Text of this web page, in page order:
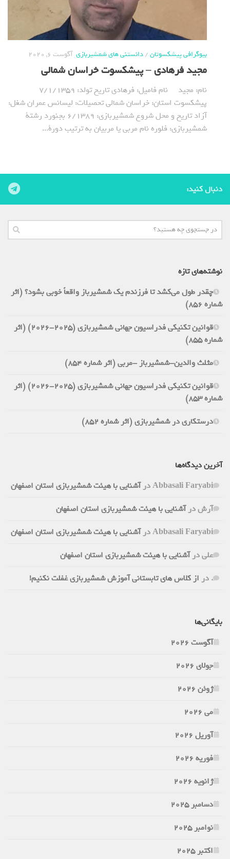
بیوگرافی پیشکسوتان/دانستنی های شمشیربازی آگوست 6, 2020
مجید فرهادی – پیشکسوت خراسان شمالی
نام: مجید نام فامیل: فرهادی تاریخ تولد: 7/1/1359
پیشکسوت استان: خراسان شمالی تحصیلات: لیسانس عمران شغل:
آزاد تاریخ و محل شروع شمشیربازی: 6/1389 بجنورد رشتة
شمشیربازی: فلوره نام مربی یا مربیان به ترتیب دورة...
دنبال کنید:
نوشته‌های تازه
چقدر طول می‌کشد تا فرزندم یک شمشیرباز واقعاً خوبی بشود؟ (اثر
شماره 856)
قوانین تکنیکی فدراسیون جهانی شمشیربازی (2025-2026) (اثر
شماره 855)
مثلث والدین-شمشیرباز -مربی (اثر شماره 854)
قوانین تکنیکی فدراسیون جهانی شمشیربازی (2025-2026) (اثر
شماره 853)
درستکاری در شمشیربازی (اثر شماره 852)
آخرین دیدگاه‌ها
Abbasali Faryabiدرآشنایی با هیئت شمشیربازی استان اصفهان
آرشدرآشنایی با هیئت شمشیربازی استان اصفهان
Abbasali Faryabiدرآشنایی با هیئت شمشیربازی استان اصفهان
علیدرآشنایی با هیئت شمشیربازی استان اصفهان
.دراز کلاس های تابستانی آموزش شمشیربازی غفلت نکنیم!
بایگانی‌ها
آگوست 2026
جولای 2026
ژوئن 2026
می 2026
آوریل 2026
فوریه 2026
ژانویه 2026
دسامبر 2025
نوامبر 2025
اکتبر 2025